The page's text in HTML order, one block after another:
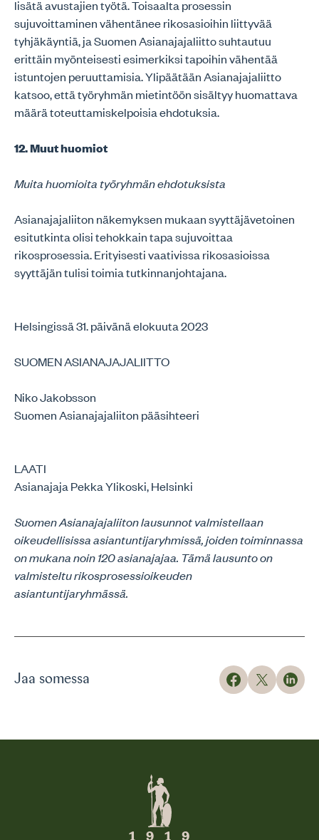
lisätä avustajien työtä. Toisaalta prosessin
sujuvoittaminen vähentänee rikosasioihin liittyvää
tyhjäkäyntiä, ja Suomen Asianajajaliitto suhtautuu
erittäin myönteisesti esimerkiksi tapoihin vähentää
istuntojen peruuttamisia. Ylipäätään Asianajajaliitto
katsoo, että työryhmän mietintöön sisältyy huomattava
määrä toteuttamiskelpoisia ehdotuksia.
12. Muut huomiot
Muita huomioita työryhmän ehdotuksista
Asianajajaliiton näkemyksen mukaan syyttäjävetoinen
esitutkinta olisi tehokkain tapa sujuvoittaa
rikosprosessia. Erityisesti vaativissa rikosasioissa
syyttäjän tulisi toimia tutkinnanjohtajana.
Helsingissä 31. päivänä elokuuta 2023
SUOMEN ASIANAJAJALIITTO
Niko Jakobsson
Suomen Asianajajaliiton pääsihteeri
LAATI
Asianajaja Pekka Ylikoski, Helsinki
Suomen Asianajajaliiton lausunnot valmistellaan
oikeudellisissa asiantuntijaryhmissä, joiden toiminnassa
on mukana noin 120 asianajajaa. Tämä lausunto on
valmisteltu rikosprosessioikeuden
asiantuntijaryhmässä.
Jaa somessa